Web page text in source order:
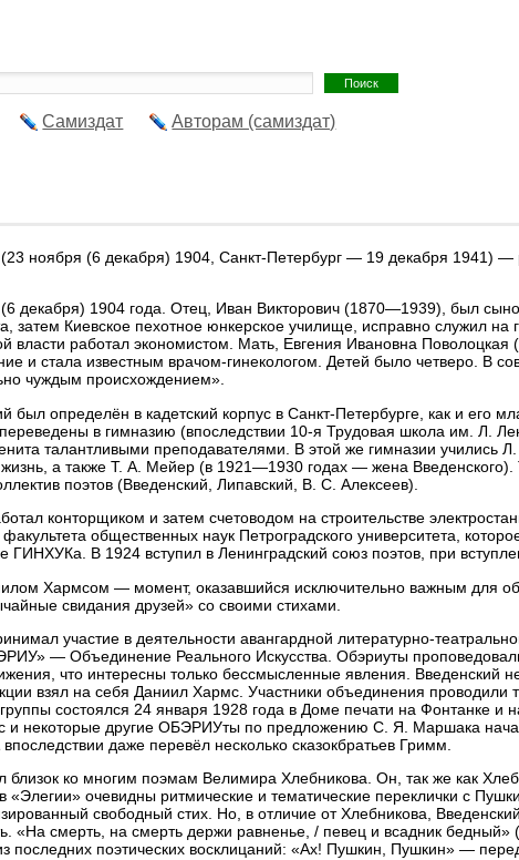
Самиздат Авторам (самиздат)
ноября (6 декабря) 1904, Санкт-Петербург — 19 декабря 1941) —
декабря) 1904 года. Отец, Иван Викторович (1870—1939), был
затем Киевское пехотное юнкерское училище, исправно служил
власти работал экономистом. Мать, Евгения Ивановна
и стала известным врачом-гинекологом. Детей было четверо. В
чуждым происхождением».
был определён в кадетский корпус в Санкт-Петербурге, как и его
в гимназию (впоследствии 10-я Трудовая школа им. Л.
талантливыми преподавателями. В этой же гимназии учились
а также Т. А. Мейер (в 1921—1930 годах — жена Введенского).
поэтов (Введенский, Липавский, В. С. Алексеев).
конторщиком и затем счетоводом на строительстве
общественных наук Петроградского университета,
ГИНХУКа. В 1924 вступил в Ленинградский союз поэтов, при
Хармсом — момент, оказавшийся исключительно важным для
свидания друзей» со своими стихами.
участие в деятельности авангардной литературно-
— Объединение Реального Искусства. Обэриуты
что интересны только бессмысленные явления. Введенский
взял на себя Даниил Хармс. Участники объединения проводили
состоялся 24 января 1928 года в Доме печати на Фонтанке и
и некоторые другие ОБЭРИУты по предложению С. Я. Маршака
даже перевёл несколько сказокбратьев Гримм.
близок ко многим поэмам Велимира Хлебникова. Он, так же как
очевидны ритмические и тематические переклички с
свободный стих. Но, в отличие от Хлебникова,
«На смерть, на смерть держи равненье, / певец и всадник бедный»
последних поэтических восклицаний: «Ах! Пушкин, Пушкин» —